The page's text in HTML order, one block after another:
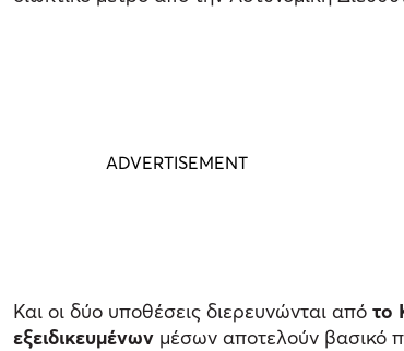
Και οι δύο υποθέσεις διερευνώνται από το
εξειδικευμένων μέσων αποτελούν βασικό